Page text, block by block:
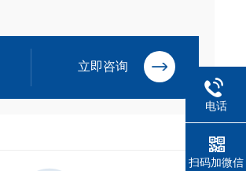
立即咨询
电话
扫码加微信